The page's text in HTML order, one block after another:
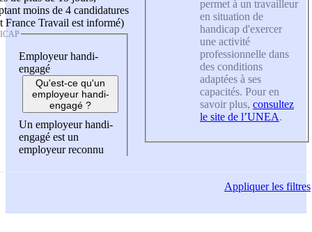
moins de 4 candidatures
France Travail est informé)
Employeur handi-
engagé
Qu'est-ce qu'un
employeur handi-
engagé ?
Un employeur handi-
engagé est un
employeur reconnu
permet à un travailleur
en situation de
handicap d'exercer
une activité
professionnelle dans
des conditions
adaptées à ses
capacités. Pour en
savoir plus, consultez
le site de l’UNEA.
Appliquerles filtres